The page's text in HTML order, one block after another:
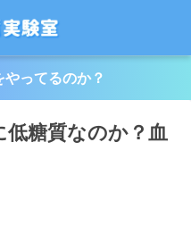
ってるのか？
糖質なのか？血